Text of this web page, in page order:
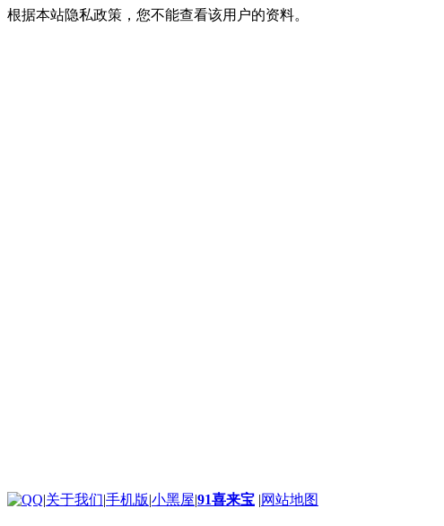
根据本站隐私政策，您不能查看该用户的资料。
|关于我们|手机版|小黑屋|91喜来宝 |网站地图